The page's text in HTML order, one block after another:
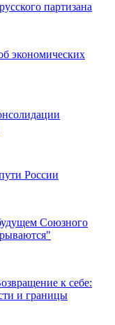
партизана
экономических
России
Союзного
к себе:
и границы